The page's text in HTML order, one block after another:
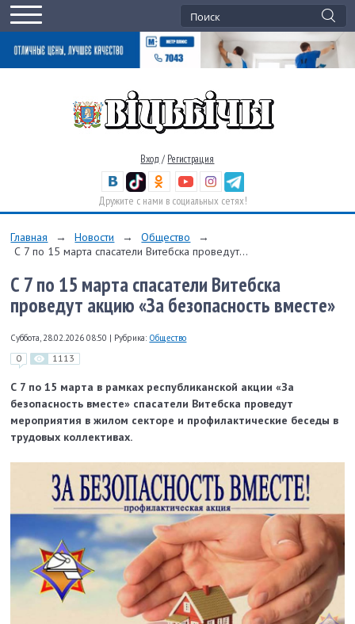
Вход / Регистрация
Дружите с нами в социальных сетях!
Главная → Новости → Общество
→
С 7 по 15 марта спасатели Витебска проведут...
С 7 по 15 марта спасатели Витебска
проведут акцию «За безопасность вместе»
Суббота, 28.02.2026 08:50 | Рубрика: Общество
0 1113
С 7 по 15 марта в рамках республиканской акции «За
безопасность вместе» спасатели Витебска проведут
мероприятия в жилом секторе и профилактические беседы в
трудовых коллективах.